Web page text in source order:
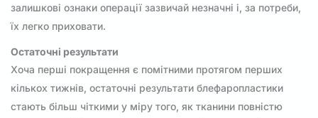
залишкові ознаки операції зазвичай незначні і, за потреби,
їх легко приховати.
Остаточні результати
Хоча перші покращення є помітними протягом перших
кількох тижнів, остаточні результати блефаропластики
стають більш чіткими у міру того, як тканини повністю